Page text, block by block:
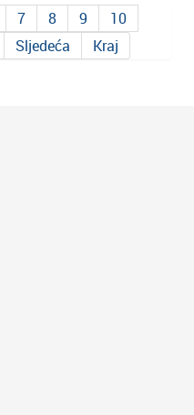
7 8 9
10
Sljedeća Kraj